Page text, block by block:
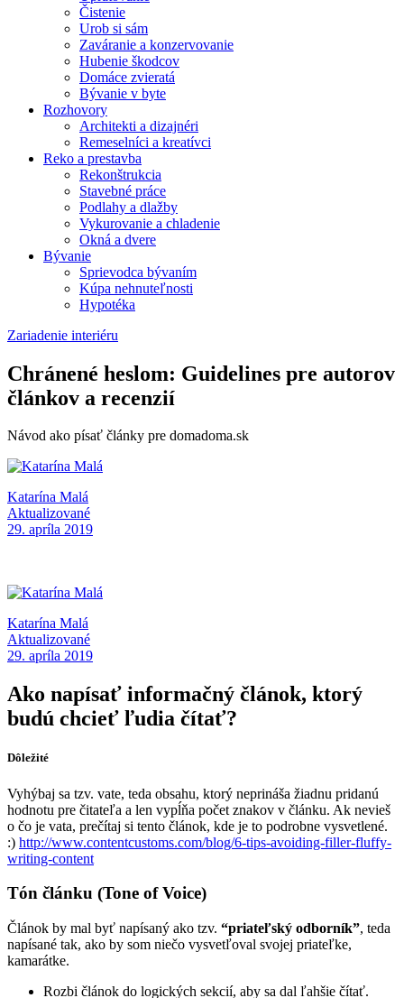
Čistenie
Urob si sám
Zaváranie a konzervovanie
Hubenie škodcov
Domáce zvieratá
Bývanie v byte
Rozhovory
Architekti a dizajnéri
Remeselníci a kreatívci
Reko a prestavba
Rekonštrukcia
Stavebné práce
Podlahy a dlažby
Vykurovanie a chladenie
Okná a dvere
Bývanie
Sprievodca bývaním
Kúpa nehnuteľnosti
Hypotéka
Zariadenie interiéru
Chránené heslom: Guidelines pre autorov
článkov a recenzií
Návod ako písať články pre domadoma.sk
Katarína Malá
Aktualizované
29. apríla 2019
Katarína Malá
Aktualizované
29. apríla 2019
Ako napísať informačný článok, ktorý
budú chcieť ľudia čítať?
Dôležité
Vyhýbaj sa tzv. vate, teda obsahu, ktorý neprináša žiadnu pridanú
hodnotu pre čitateľa a len vypĺňa počet znakov v článku. Ak nevieš
o čo je vata, prečítaj si tento článok, kde je to podrobne vysvetlené.
:) http://www.contentcustoms.com/blog/6-tips-avoiding-filler-fluffy-
writing-content
Tón článku (Tone of Voice)
Článok by mal byť napísaný ako tzv. “priateľský odborník”, teda
napísané tak, ako by som niečo vysvetľoval svojej priateľke,
kamarátke.
Rozbi článok do logických sekcií, aby sa dal ľahšie čítať.